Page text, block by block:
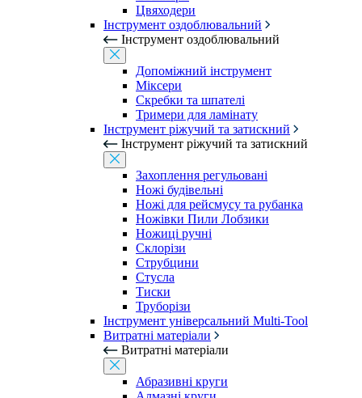
Цвяходери
Інструмент оздоблювальний
Інструмент оздоблювальний
Допоміжний інструмент
Міксери
Скребки та шпателі
Тримери для ламінату
Інструмент ріжучий та затискний
Інструмент ріжучий та затискний
Захоплення регульовані
Ножі будівельні
Ножі для рейсмусу та рубанка
Ножівки Пили Лобзики
Ножиці ручні
Склорізи
Струбцини
Стусла
Тиски
Труборізи
Інструмент універсальний Multi-Tool
Витратні матеріали
Витратні матеріали
Абразивні круги